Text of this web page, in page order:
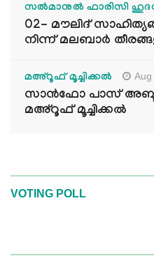
സൽമാനുൽ ഫാരിസി
02- മൗലിദ്
നിന്ന് മലബാർ
മഅ്റൂഫ് മൂച്ചിക്കല്‍
സാൻഫോ പാസ്
മഅ്റൂഫ് മൂച്ചിക്കല്‍
VOTING POLL